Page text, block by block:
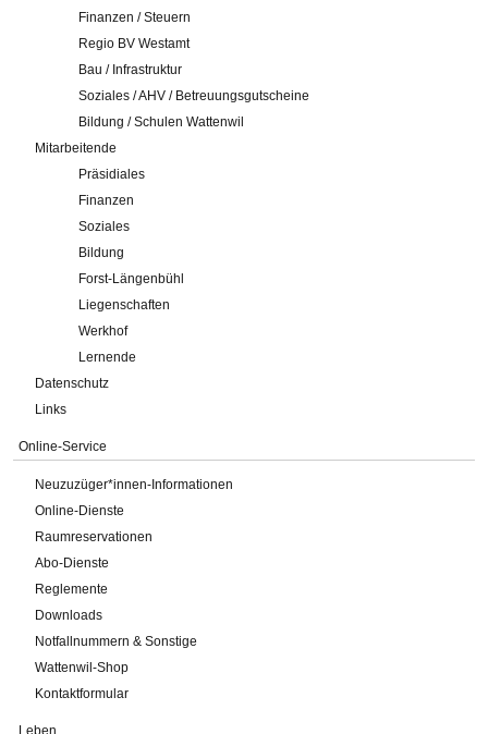
Finanzen / Steuern
Regio BV Westamt
Bau / Infrastruktur
Soziales / AHV / Betreuungsgutscheine
Bildung / Schulen Wattenwil
Mitarbeitende
Präsidiales
Finanzen
Soziales
Bildung
Forst-Längenbühl
Liegenschaften
Werkhof
Lernende
Datenschutz
Links
Online-Service
Neuzuzüger*innen-Informationen
Online-Dienste
Raumreservationen
Abo-Dienste
Reglemente
Downloads
Notfallnummern & Sonstige
Wattenwil-Shop
Kontaktformular
Leben